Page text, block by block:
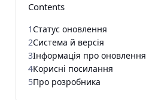
Contents
1Статус оновлення
2Система й версія
3Інформація про оновлення
4Корисні посилання
5Про розробника